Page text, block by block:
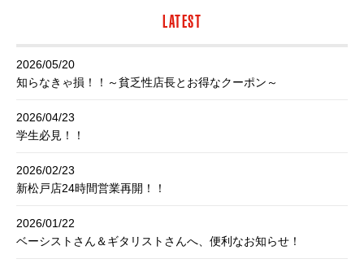
LATEST
2026/05/20
知らなきゃ損！！～貧乏性店長とお得なクーポン～
2026/04/23
学生必見！！
2026/02/23
新松戸店24時間営業再開！！
2026/01/22
ベーシストさん＆ギタリストさんへ、便利なお知らせ！